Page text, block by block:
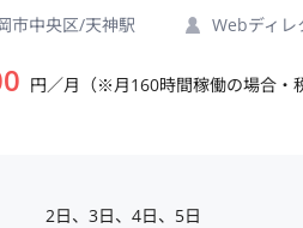
市中央区/天神駅 Webディレ
円／月（※月160時間稼働の場合・
2日、3日、4日、5日